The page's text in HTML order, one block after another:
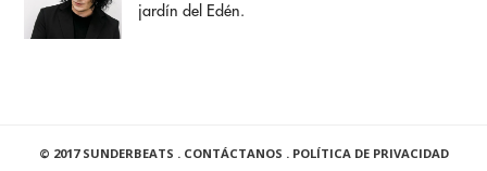
jardín del Edén.
© 2017 SUNDERBEATS . CONTÁCTANOS . POLÍTICA DE PRIVACIDAD